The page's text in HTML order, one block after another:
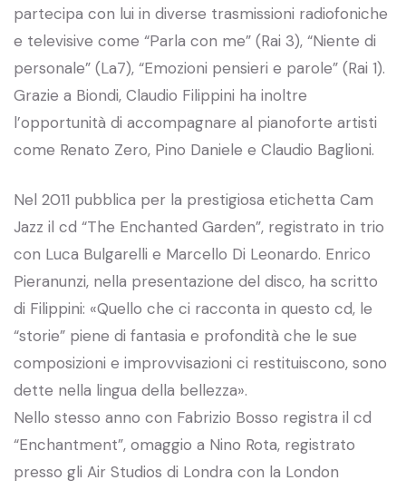
partecipa con lui in diverse trasmissioni radiofoniche
e televisive come “Parla con me” (Rai 3), “Niente di
personale” (La7), “Emozioni pensieri e parole” (Rai 1).
Grazie a Biondi, Claudio Filippini ha inoltre
l’opportunità di accompagnare al pianoforte artisti
come Renato Zero, Pino Daniele e Claudio Baglioni.
Nel 2011 pubblica per la prestigiosa etichetta Cam
Jazz il cd “The Enchanted Garden”, registrato in trio
con Luca Bulgarelli e Marcello Di Leonardo. Enrico
Pieranunzi, nella presentazione del disco, ha scritto
di Filippini: «Quello che ci racconta in questo cd, le
“storie” piene di fantasia e profondità che le sue
composizioni e improvvisazioni ci restituiscono, sono
dette nella lingua della bellezza».
Nello stesso anno con Fabrizio Bosso registra il cd
“Enchantment”, omaggio a Nino Rota, registrato
presso gli Air Studios di Londra con la London